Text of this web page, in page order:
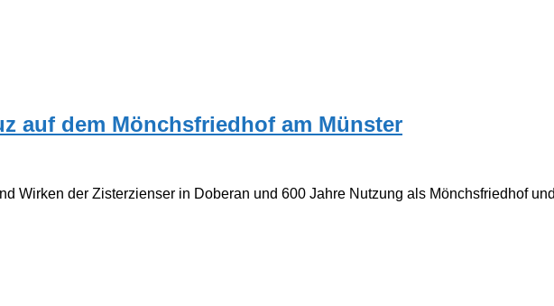
auf dem Mönchsfriedhof am Münster
Wirken der Zisterzienser in Doberan und 600 Jahre Nutzung als Mönchsfriedhof